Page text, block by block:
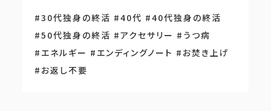
#30代独身の終活 #40代 #40代独身の終活
#50代独身の終活 #アクセサリー #うつ病
#エネルギー #エンディングノート #お焚き上げ
#お返し不要